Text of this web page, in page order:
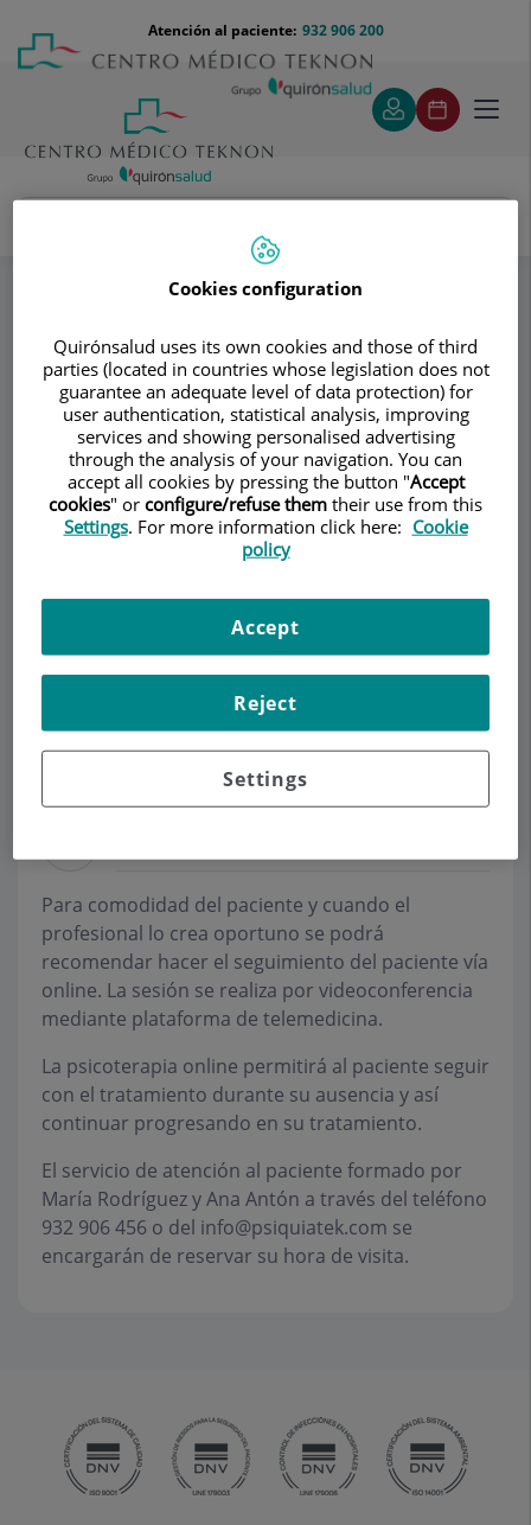
contenido
Menú
teléfono
cabecera
932 906 200
Atención al paciente:
PsiquiaTEK
Consultorio
PsiquiaTEK
PSICOLOGÍA CLÍNICA ADULTOS
PSIQUIATRÍA ADULTOS
PSIQUIATRÍA INFANTIL Y ADOLESCENTE
Horario
Pedir cita
Para comodidad del paciente y cuando el
profesional lo crea oportuno se podrá
recomendar hacer el seguimiento del paciente vía
online. La sesión se realiza por videoconferencia
mediante plataforma de telemedicina.
La psicoterapia online permitirá al paciente seguir
con el tratamiento durante su ausencia y así
continuar progresando en su tratamiento.
El servicio de atención al paciente formado por
María Rodríguez y Ana Antón a través del teléfono
932 906 456 o del info@psiquiatek.com se
encargarán de reservar su hora de visita.
Cookies configuration
Quirónsalud uses its own cookies and those of third
parties (located in countries whose legislation does not
guarantee an adequate level of data protection) for
user authentication, statistical analysis, improving
services and showing personalised advertising
through the analysis of your navigation. You can
accept all cookies by pressing the button "Accept
cookies" or configure/refuse them their use from this
Settings. For more information click here: Cookie
policy
Settings
Reject
Accept